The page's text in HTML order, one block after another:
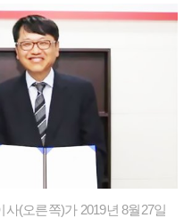
(오른쪽)가 2019년 8월27일